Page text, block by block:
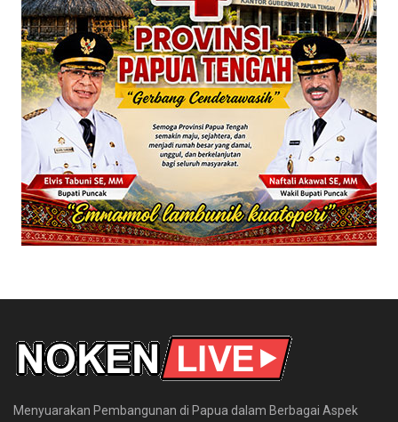
Menyuarakan Pembangunan di Papua dalam Berbagai Aspek